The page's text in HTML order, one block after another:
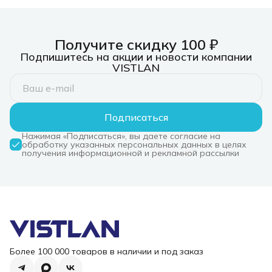
Получите скидку 100 ₽
Подпишитесь на акции и новости компании
VISTLAN
Подписаться
Нажимая «Подписаться», вы даете согласие на
обработку указанных персональных данных в целях
получения информационной и рекламной рассылки
Более 100 000 товаров в наличии и под заказ